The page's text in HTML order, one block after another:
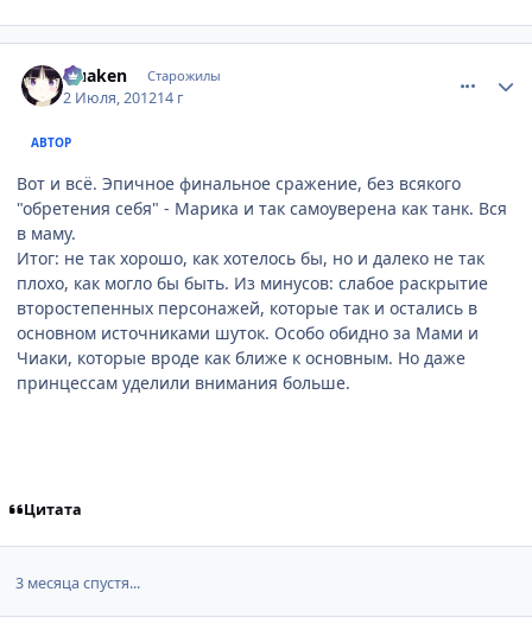
Quaken Старожилы
2 Июля, 201214 г
АВТОР
Вот и всё. Эпичное финальное сражение, без всякого
"обретения себя" - Марика и так самоуверена как танк. Вся
в маму.
Итог: не так хорошо, как хотелось бы, но и далеко не так
плохо, как могло бы быть. Из минусов: слабое раскрытие
второстепенных персонажей, которые так и остались в
основном источниками шуток. Особо обидно за Мами и
Чиаки, которые вроде как ближе к основным. Но даже
принцессам уделили внимания больше.
Цитата
3 месяца спустя...